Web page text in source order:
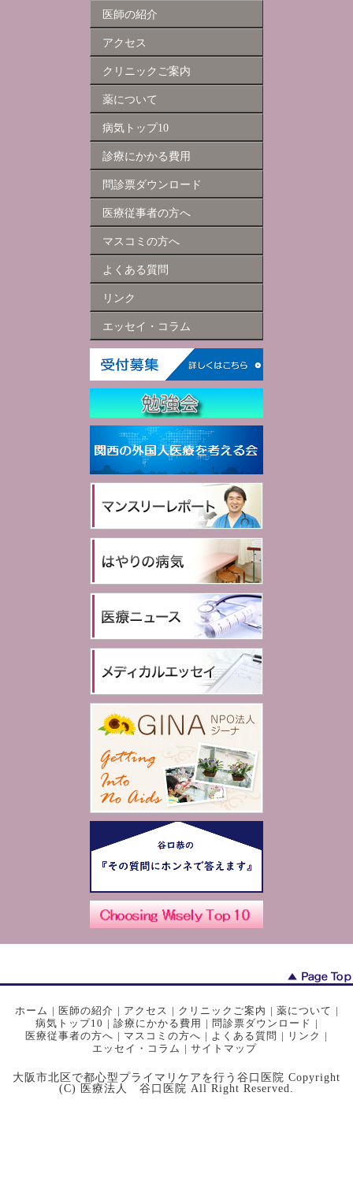
医師の紹介
アクセス
クリニックご案内
薬について
病気トップ10
診療にかかる費用
問診票ダウンロード
医療従事者の方へ
マスコミの方へ
よくある質問
リンク
エッセイ・コラム
ホーム | 医師の紹介 | アクセス | クリニックご案内 | 薬について |
病気トップ10 | 診療にかかる費用 | 問診票ダウンロード |
医療従事者の方へ | マスコミの方へ | よくある質問 | リンク |
エッセイ・コラム | サイトマップ
大阪市北区で都心型プライマリケアを行う谷口医院 Copyright
(C) 医療法人 谷口医院 All Right Reserved.